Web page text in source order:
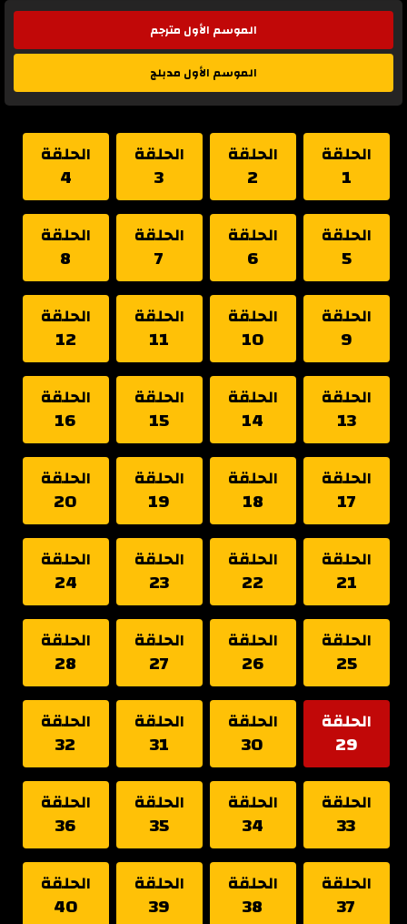
الموسم الأول مترجم
الموسم الأول مدبلج
الحلقة
1
الحلقة
2
الحلقة
3
الحلقة
4
الحلقة
5
الحلقة
6
الحلقة
7
الحلقة
8
الحلقة
9
الحلقة
10
الحلقة
11
الحلقة
12
الحلقة
13
الحلقة
14
الحلقة
15
الحلقة
16
الحلقة
17
الحلقة
18
الحلقة
19
الحلقة
20
الحلقة
21
الحلقة
22
الحلقة
23
الحلقة
24
الحلقة
25
الحلقة
26
الحلقة
27
الحلقة
28
الحلقة
29
الحلقة
30
الحلقة
31
الحلقة
32
الحلقة
33
الحلقة
34
الحلقة
35
الحلقة
36
الحلقة
37
الحلقة
38
الحلقة
39
الحلقة
40